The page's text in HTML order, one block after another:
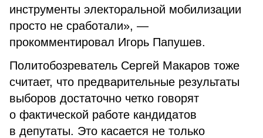
инструменты электоральной мобилизации
просто не сработали», —
прокомментировал Игорь Папушев.
Политобозреватель Сергей Макаров тоже
считает, что предварительные результаты
выборов достаточно четко говорят
о фактической работе кандидатов
в депутаты. Это касается не только